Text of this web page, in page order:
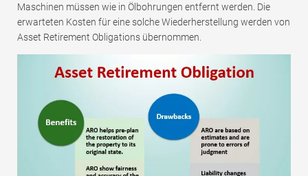
Maschinen müssen wie in Ölbohrungen entfernt werden. Die
erwarteten Kosten für eine solche Wiederherstellung werden von
Asset Retirement Obligations übernommen.